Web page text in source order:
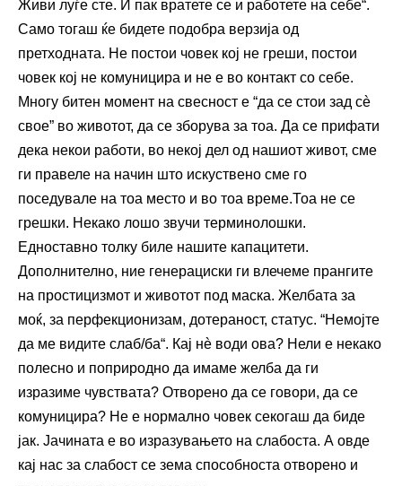
Живи луѓе сте. И пак вратете се и работете на себе“.
Само тогаш ќе бидете подобра верзија од
претходната. Не постои човек кој не греши, постои
човек кој не комуницира и не е во контакт со себе.
Многу битен момент на свесност е “да се стои зад сè
свое” во животот, да се зборува за тоа. Да се прифати
дека некои работи, во некој дел од нашиот живот, сме
ги правеле на начин што искуствено сме го
поседувале на тоа место и во тоа време.Тоа не се
грешки. Некако лошо звучи терминолошки.
Едноставно толку биле нашите капацитети.
Дополнително, ние генерациски ги влечеме прангите
на простицизмот и животот под маска. Желбата за
моќ, за перфекционизам, дотераност, статус. “Немојте
да ме видите слаб/ба“. Кај нè води ова? Нели е некако
полесно и поприродно да имаме желба да ги
изразиме чувствата? Отворено да се говори, да се
комуницира? Не е нормално човек секогаш да биде
јак. Јачината е во изразувањето на слабоста. А овде
кај нас за слабост се зема способноста отворено и